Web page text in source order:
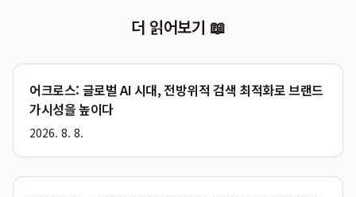
더 읽어보기 📖
어크로스: 글로벌 AI 시대, 전방위적 검색 최적화로 브랜드
가시성을 높이다
2026. 8. 8.